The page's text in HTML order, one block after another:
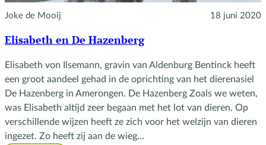
Joke de Mooij 18 juni 2020
Elisabeth en De Hazenberg
Elisabeth von Ilsemann, gravin van Aldenburg Bentinck heeft
een groot aandeel gehad in de oprichting van het dierenasiel
De Hazenberg in Amerongen. De Hazenberg Zoals we weten,
was Elisabeth altijd zeer begaan met het lot van dieren. Op
verschillende wijzen heeft ze zich voor het welzijn van dieren
ingezet. Zo heeft zij aan de wieg…